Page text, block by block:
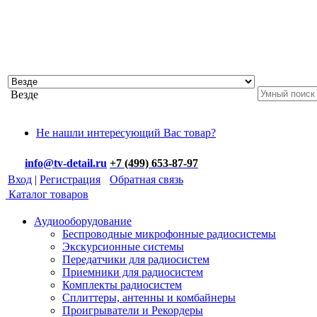
Везде
Не нашли интересующий Вас товар?
info@tv-detail.ru +7 (499) 653-87-97
Вход | Регистрация
Обратная связь
Каталог товаров
Аудиооборудование
Беспроводные микрофонные радиосистемы
Экскурсионные системы
Передатчики для радиосистем
Приемники для радиосистем
Комплекты радиосистем
Сплиттеры, антенны и комбайнеры
Проигрыватели и Рекордеры